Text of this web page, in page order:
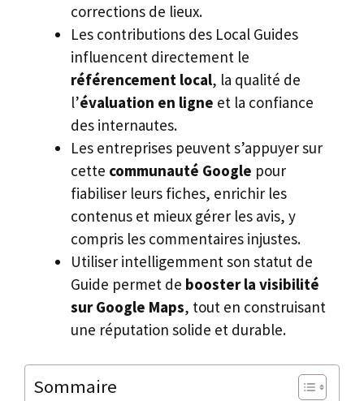
corrections de lieux.
Les contributions des Local Guides
influencent directement le
référencement local, la qualité de
l’évaluation en ligne et la confiance
des internautes.
Les entreprises peuvent s’appuyer sur
cette communauté Google pour
fiabiliser leurs fiches, enrichir les
contenus et mieux gérer les avis, y
compris les commentaires injustes.
Utiliser intelligemment son statut de
Guide permet de booster la visibilité
sur Google Maps, tout en construisant
une réputation solide et durable.
Sommaire